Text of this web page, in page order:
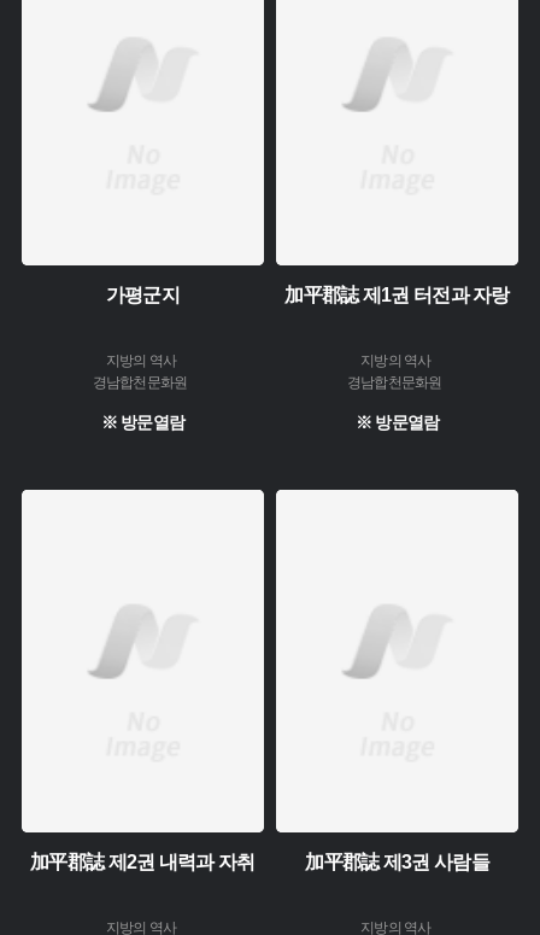
가평군지
지방의 역사
경남합천문화원
※ 방문열람
加平郡誌 제1권 터전과 자랑
지방의 역사
경남합천문화원
※ 방문열람
加平郡誌 제2권 내력과 자취
지방의 역사
加平郡誌 제3권 사람들
지방의 역사